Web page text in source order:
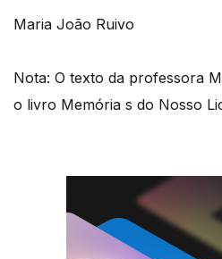
Maria João Ruivo
Nota: O texto da professora
o livro Memória s do Nosso